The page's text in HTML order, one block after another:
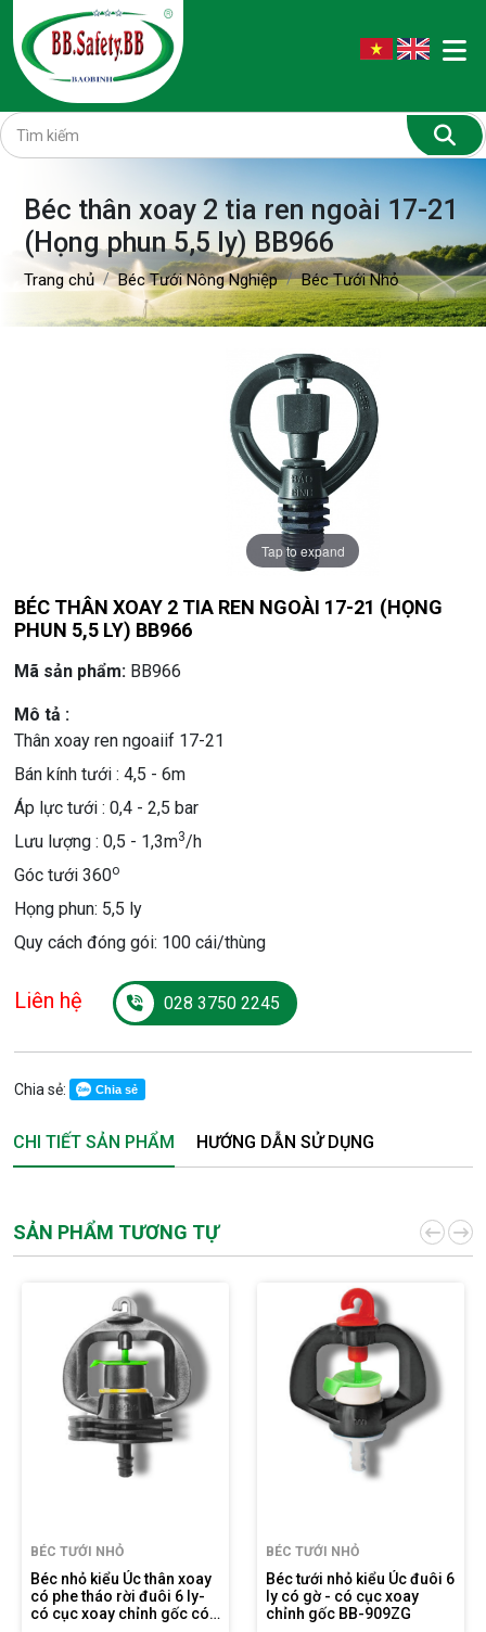
Béc thân xoay 2 tia ren ngoài 17-21
(Họng phun 5,5 ly) BB966
Trang chủ Béc Tưới Nông Nghiệp Béc Tưới Nhỏ
Tap to expand
BÉC THÂN XOAY 2 TIA REN NGOÀI 17-21 (HỌNG
PHUN 5,5 LY) BB966
Mã sản phẩm: BB966
Mô tả :
Thân xoay ren ngoaiif 17-21
Bán kính tưới : 4,5 - 6m
Áp lực tưới : 0,4 - 2,5 bar
Lưu lượng : 0,5 - 1,3m3/h
Góc tưới 360o
Họng phun: 5,5 ly
Quy cách đóng gói: 100 cái/thùng
Liên hệ 028 3750 2245
Chia sẻ: Chia sẻ
CHI TIẾT SẢN PHẨM HƯỚNG DẪN SỬ DỤNG
SẢN PHẨM TƯƠNG TỰ
BÉC TƯỚI NHỎ
Béc nhỏ kiểu Úc thân xoay
có phe tháo rời đuôi 6 ly-
có cục xoay chỉnh gốc có
BÉC TƯỚI NHỎ
Béc tưới nhỏ kiểu Úc đuôi 6
ly có gờ - có cục xoay
chỉnh gốc BB-909ZG